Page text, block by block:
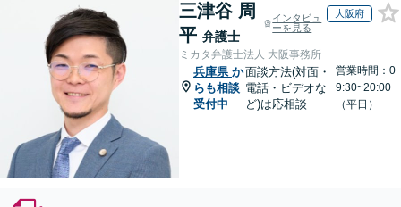
三津谷 周
平 弁護士
インタビュ
ーを見る
大阪府
ミカタ弁護士法人 大阪事務所
兵庫県 か
らも相談
受付中
面談方法(対面・
電話・ビデオな
ど)は応相談
営業時間：0
9:30~20:00
（平日）